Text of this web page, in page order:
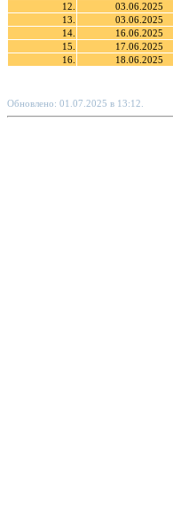
12.
03.06.2025
13.
03.06.2025
14.
16.06.2025
15.
17.06.2025
16.
18.06.2025
Обновлено: 01.07.2025 в 13:12.